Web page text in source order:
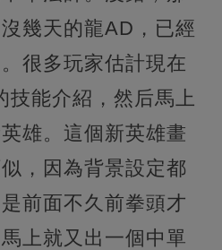
幾天的龍AD，已經
很多玩家估計現在
技能介紹，然后馬上
雄。這個新英雄畫
，因為背景設定都
前面不久前拳頭才
上就又出一個中單